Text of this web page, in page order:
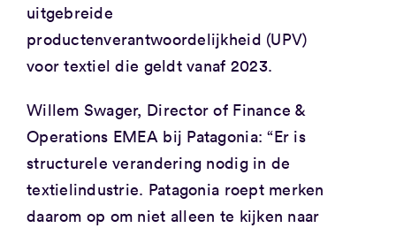
uitgebreide
productenverantwoordelijkheid (UPV)
voor textiel die geldt vanaf 2023.
Willem Swager, Director of Finance &
Operations EMEA bij Patagonia: “Er is
structurele verandering nodig in de
textielindustrie. Patagonia roept merken
daarom op om niet alleen te kijken naar